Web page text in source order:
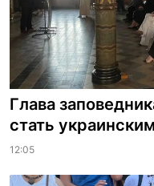
Глава
стать
12:05